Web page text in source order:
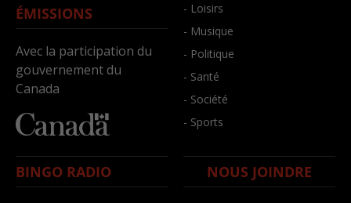
ÉMISSIONS
Avec la participation du
gouvernement du
Canada
- Loisirs
- Musique
- Politique
- Santé
- Société
- Sports
BINGO RADIO NOUS JOINDRE